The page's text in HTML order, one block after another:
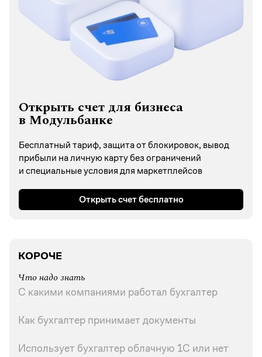
Открыть счет для бизнеса
в Модульбанке
Бесплатный тариф, защита от блокировок, вывод
прибыли на личную карту без ограничений
и специальные условия для маркетплейсов
Открыть счет бесплатно
КОРОЧЕ
Что надо знать
С какими компаниями работал бухгалтер
Как бухгалтер принимает документы
Использует бухгалтер облачную 1С или нет